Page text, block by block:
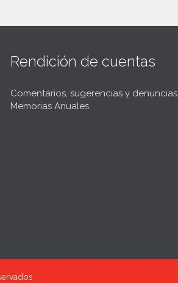
Rendición de cuentas
Comentarios, sugerencias y denuncias
Memorias Anuales